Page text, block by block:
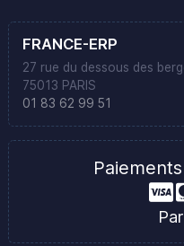
FRANCE-ERP
27 rue du dessous des
75013 PARIS
01 83 62 99 51